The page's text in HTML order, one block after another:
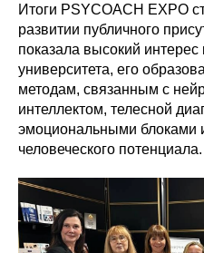
Итоги PSYCOACH EXPO
развитии публичного
показала высокий
университета, его
методам, связанным с
интеллектом, телесной
эмоциональными блоками
человеческого потенциала.